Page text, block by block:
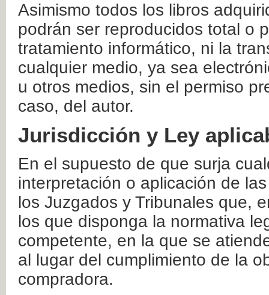
Asimismo todos los libros
podrán ser reproducidos total o
tratamiento informático, ni la
cualquier medio, ya sea
u otros medios, sin el permiso
caso, del autor.
Jurisdicción y Ley
En el supuesto de que surja
interpretación o aplicación de
los Juzgados y Tribunales que,
los que disponga la normativa
competente, en la que se
al lugar del cumplimiento de la
compradora.